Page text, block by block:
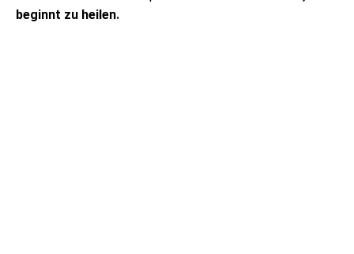
beginnt zu heilen.